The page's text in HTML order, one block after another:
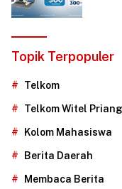
Topik Terpopuler
Telkom
Telkom Witel
Kolom Mahasiswa
Berita Daerah
Membaca Berita